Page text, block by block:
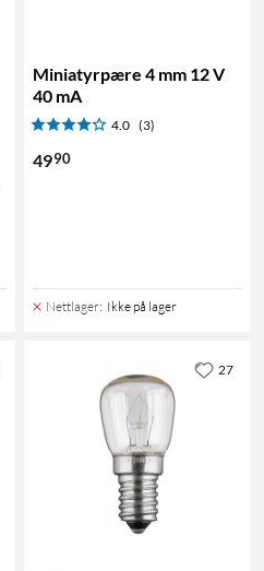
Miniatyrpære 4 mm 12 V
40 mA
4.0 (3)
4990
Nettlager: Ikke på lager
27